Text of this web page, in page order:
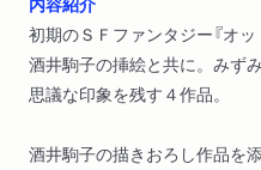
初期のＳＦファンタジー『オ
酒井駒子の挿絵と共に。みず
思議な印象を残す４作品。
酒井駒子の描きおろし作品を添